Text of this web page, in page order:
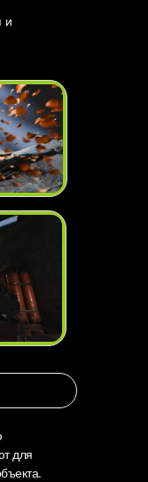
для
и